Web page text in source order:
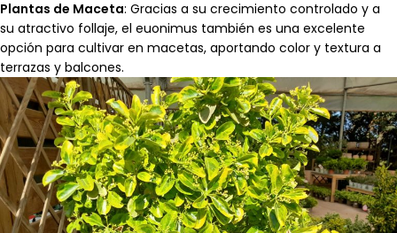
Plantas de Maceta: Gracias a su crecimiento controlado y a
su atractivo follaje, el euonimus también es una excelente
opción para cultivar en macetas, aportando color y textura a
terrazas y balcones.